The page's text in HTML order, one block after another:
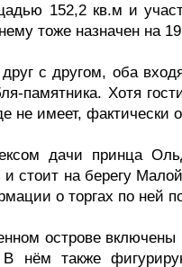
152,2 кв.м и
тоже назначен на
с другом, оба
памятника. Хотя
не имеет, фактически
дачи принца
и стоит на берегу
о торгах по ней
острове включены
нём также